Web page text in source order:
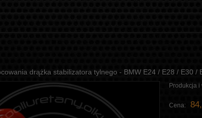
drążka stabilizatora tylnego - BMW E24 / E28 / E30 /
Produkcja i
Cena: